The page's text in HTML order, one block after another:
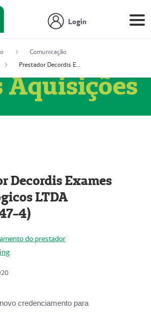
Login
Comunicação
Prestador Decordis Exames Cardiológicos LTDA (51004347-4)
Aquisições
Decordis Exames
LTDA
4)
do prestador
credenciamento para